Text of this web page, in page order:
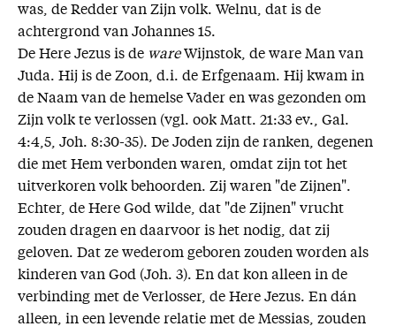
was, de Redder van Zijn volk. Welnu, dat is de
achtergrond van Johannes 15.
De Here Jezus is de wareWijnstok, de ware Man van
Juda. Hij is de Zoon, d.i. de Erfgenaam. Hij kwam in
de Naam van de hemelse Vader en was gezonden om
Zijn volk te verlossen (vgl. ook Matt. 21:33 ev., Gal.
4:4,5, Joh. 8:30-35). De Joden zijn de ranken, degenen
die met Hem verbonden waren, omdat zijn tot het
uitverkoren volk behoorden. Zij waren "de Zijnen".
Echter, de Here God wilde, dat "de Zijnen" vrucht
zouden dragen en daarvoor is het nodig, dat zij
geloven. Dat ze wederom geboren zouden worden als
kinderen van God (Joh. 3). En dat kon alleen in de
verbinding met de Verlosser, de Here Jezus. En dán
alleen, in een levende relatie met de Messias, zouden